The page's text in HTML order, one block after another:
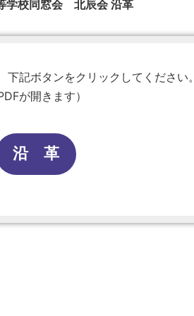
学校同窓会 北辰会 沿革
下記ボタンをクリックしてください
が開きます）
沿 革